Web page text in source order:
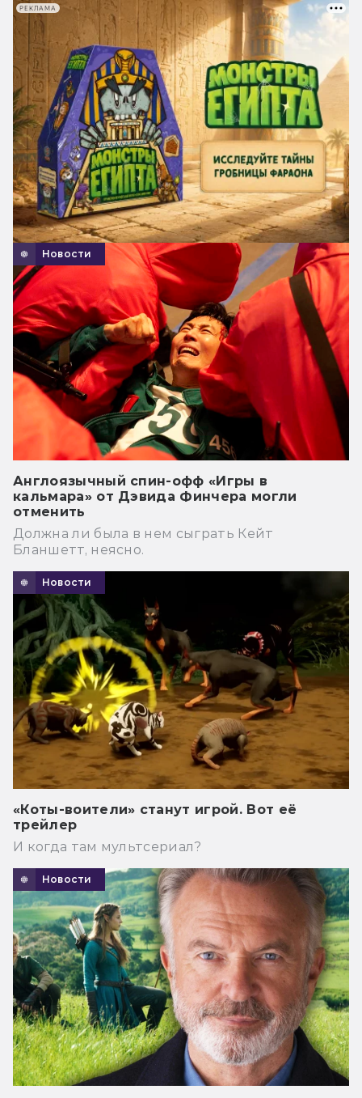
Новости
Англоязычный спин-офф «Игры в
кальмара» от Дэвида Финчера могли
отменить
Должна ли была в нем сыграть Кейт
Бланшетт, неясно.
Новости
«Коты-воители» станут игрой. Вот её
трейлер
И когда там мультсериал?
Новости
РЕКЛАМА